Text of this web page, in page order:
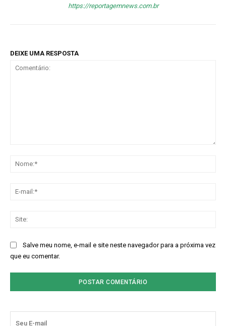
https://reportagemnews.com.br
DEIXE UMA RESPOSTA
Salve meu nome, e-mail e site neste navegador para a próxima vez
que eu comentar.